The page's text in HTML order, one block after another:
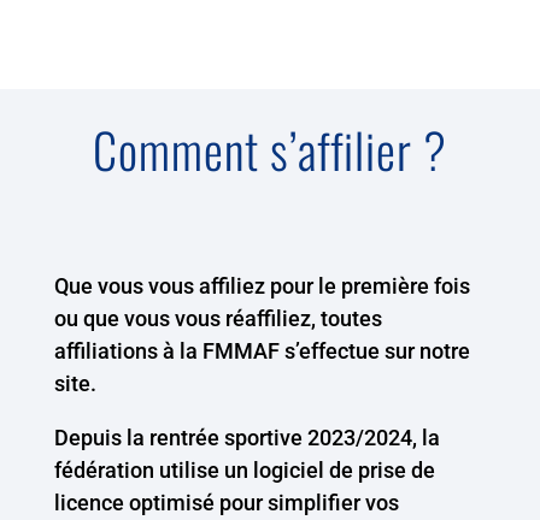
Comment s’affilier ?
Que vous vous affiliez pour le première fois
ou que vous vous réaffiliez, toutes
affiliations à la FMMAF s’effectue sur notre
site.
Depuis la rentrée sportive 2023/2024, la
fédération utilise un logiciel de prise de
licence optimisé pour simplifier vos